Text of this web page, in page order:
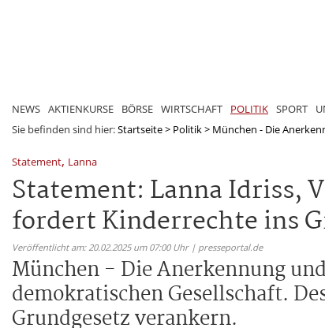
NEWS AKTIENKURSE BÖRSE WIRTSCHAFT POLITIK SPORT
Sie befinden sind hier:Startseite> Politik> München - Die
Statement, Lanna
Statement: Lanna Idriss,
fordert Kinderrechte ins
Veröffentlicht am: 20.02.2025 um 07:00 Uhr | presseportal.de
München - Die Anerkennung
demokratischen Gesellschaft.
Grundgesetz verankern.